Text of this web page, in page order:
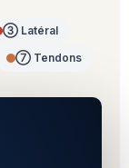
③ Latéral
⑦ Tendons